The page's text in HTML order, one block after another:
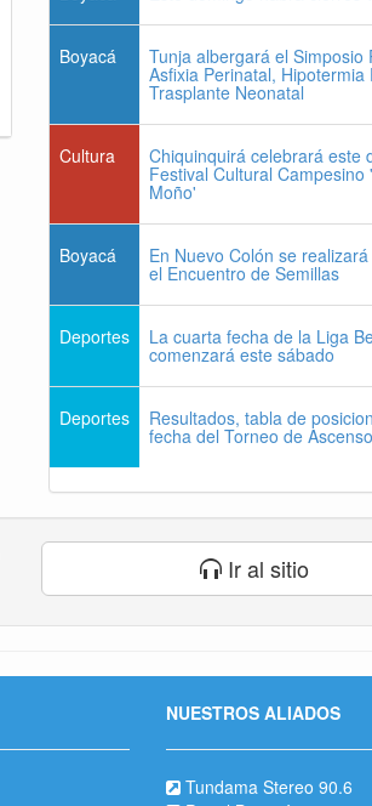
Boyacá Tunja albergará el Simposio
Asfixia Perinatal, Hipotermia
Trasplante Neonatal
Cultura Chiquinquirá celebrará este
Festival Cultural Campesino
Moño'
Boyacá En Nuevo Colón se
el Encuentro de Semillas
Deportes La cuarta fecha de la Liga
comenzará este sábado
Deportes Resultados, tabla de
fecha del Torneo de Ascenso
Ir al sitio
NUESTROS ALIADOS
Tundama Stereo 90.6